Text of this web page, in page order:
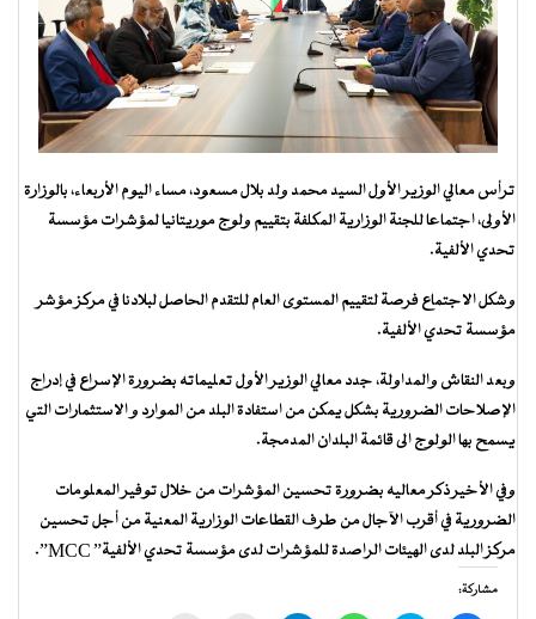
ترأس معالي الوزير الأول السيد محمد ولد بلال مسعود، مساء اليوم الأربعاء، بالوزارة
الأولى، اجتماعا للجنة الوزارية المكلفة بتقييم ولوج موريتانيا لمؤشرات مؤسسة
تحدي الألفية.
وشكل الاجتماع فرصة لتقييم المستوى العام للتقدم الحاصل لبلادنا في مركز مؤشر
مؤسسة تحدي الألفية.
وبعد النقاش والمداولة، جدد معالي الوزير الأول تعليماته بضرورة الإسراع في إدراج
الإصلاحات الضرورية بشكل يمكن من استفادة البلد من الموارد و الاستثمارات التي
يسمح بها الولوج الى قائمة البلدان المدمجة.
وفي الأخير ذكر معاليه بضرورة تحسين المؤشرات من خلال توفير المعلومات
الضرورية في أقرب الآجال من طرف القطاعات الوزارية المعنية من أجل تحسين
مركز البلد لدى الهيئات الراصدة للمؤشرات لدى مؤسسة تحدي الألفية” MCC”.
مشاركة: